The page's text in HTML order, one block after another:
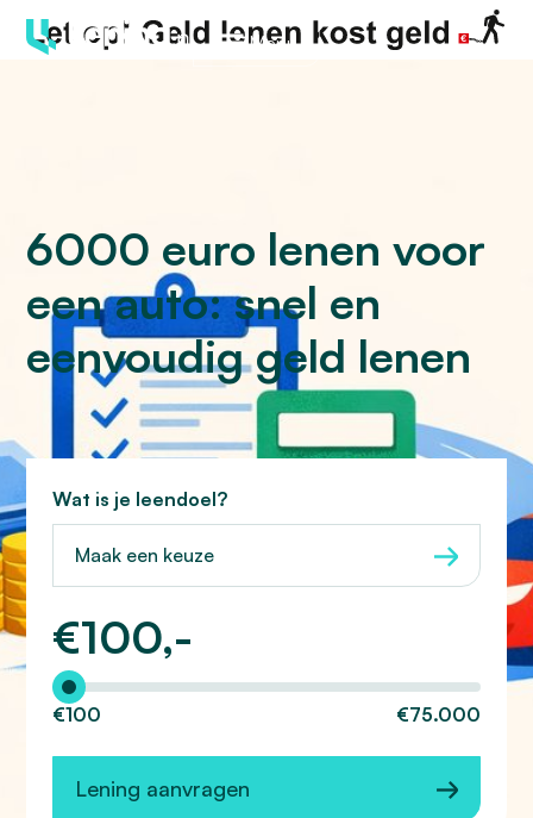
Menu
6000 euro lenen voor
een auto: snel en
eenvoudig geld lenen
Wat is je leendoel?
Maak een keuze
€100,-
Hoeveel wilt u lenen?
€100 €75.000
Lening aanvragen